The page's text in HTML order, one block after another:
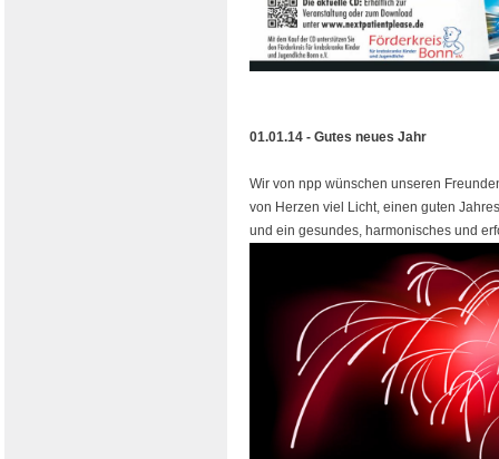
01.01.14 - Gutes neues Jahr
Wir von npp wünschen unseren
von Herzen viel Licht, einen guten
und ein gesundes, harmonisches und